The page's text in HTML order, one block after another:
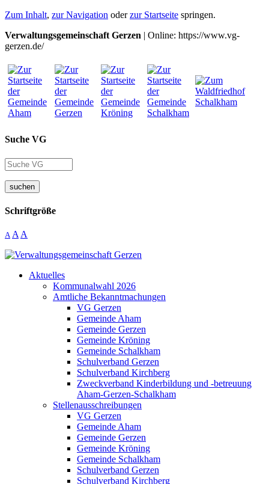
Zum Inhalt, zur Navigation oderzur Startseite springen.
Verwaltungsgemeinschaft Gerzen | Online: https://www.vg-
gerzen.de/
Suche VG
suchen
Schriftgröße
A A A
Aktuelles
Kommunalwahl 2026
Amtliche Bekanntmachungen
VG Gerzen
Gemeinde Aham
Gemeinde Gerzen
Gemeinde Kröning
Gemeinde Schalkham
Schulverband Gerzen
Schulverband Kirchberg
Zweckverband Kinderbildung und -betreuung
Aham-Gerzen-Schalkham
Stellenausschreibungen
VG Gerzen
Gemeinde Aham
Gemeinde Gerzen
Gemeinde Kröning
Gemeinde Schalkham
Schulverband Gerzen
Schulverband Kirchberg